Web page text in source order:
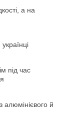
а на
під час
алюмінієвого й